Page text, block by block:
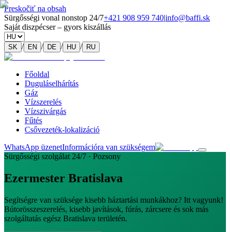
Preskočiť na obsah
Sürgősségi vonal nonstop 24/7+421 908 959 740|info@baffi.sk
Saját diszpécser – gyors kiszállás
SK / EN / DE / HU / RU
Főoldal
Duguláselhárítás
Gáz
Vízszerelés
Vízszivárgás
Fűtés
Csővezeték-lokalizáció
WhatsApp üzenetInformációra van szükségem
Sürgősségi szolgálat 24/7 · Pozsony
Ezermester Bratislava
Segítségre van szüksége kisebb háztartási munkákhoz? Itt vagyunk!
Bútorösszeszerelés, kisebb javítások, fúrás, zárcsere és sok más
szolgáltatás egész Bratislava területén.